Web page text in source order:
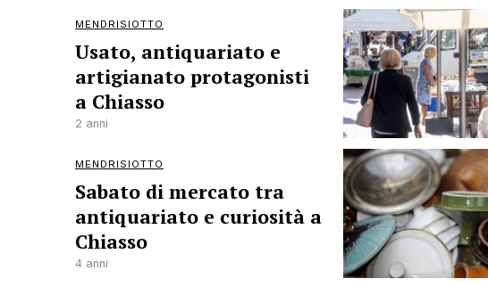
MENDRISIOTTO
Usato, antiquariato e
artigianato protagonisti
a Chiasso
2 anni
MENDRISIOTTO
Sabato di mercato tra
antiquariato e curiosità a
Chiasso
4 anni